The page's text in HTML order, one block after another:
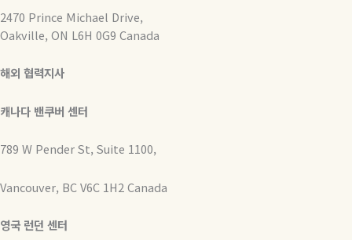
2470 Prince Michael Drive,
Oakville, ON L6H 0G9 Canada
해외 협력지사
캐나다 밴쿠버 센터
789 W Pender St, Suite 1100,
Vancouver, BC V6C 1H2 Canada
영국 런던 센터